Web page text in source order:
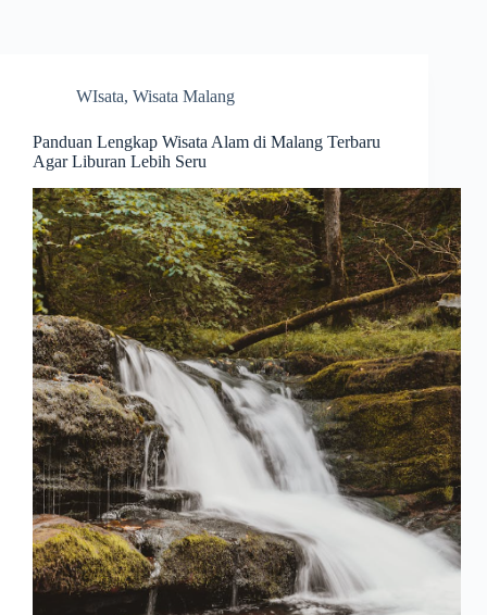
WIsata, Wisata Malang
Panduan Lengkap Wisata Alam di Malang Terbaru
Agar Liburan Lebih Seru